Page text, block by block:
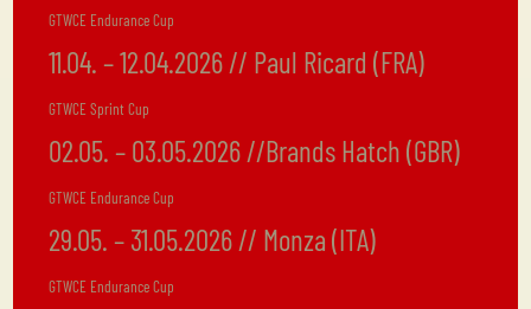
GTWCE Endurance Cup
11.04. – 12.04.2026 // Paul Ricard (FRA)
GTWCE Sprint Cup
02.05. – 03.05.2026 //Brands Hatch (GBR)
GTWCE Endurance Cup
29.05. – 31.05.2026 // Monza (ITA)
GTWCE Endurance Cup